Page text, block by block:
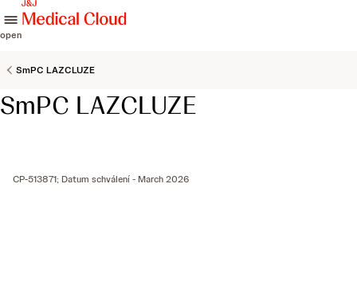
open
SmPC LAZCLUZE
SmPC LAZCLUZE
CP-513871; Datum schválení - March 2026